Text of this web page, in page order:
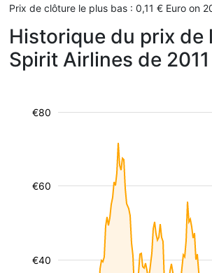
Prix de clôture le plus bas : 0,11 € Euro on
Historique du prix de
Spirit Airlines de
€40
€60
€80